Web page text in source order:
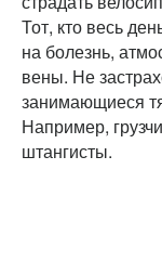
Тот, кто весь
на болезнь,
вены. Не
занимающиеся
Например,
штангисты.